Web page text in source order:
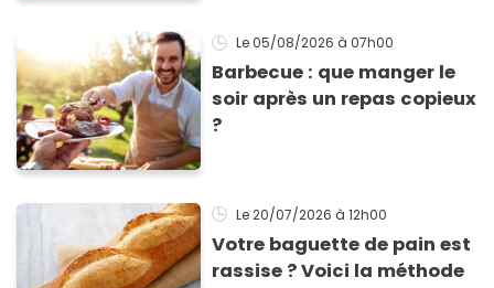
Le 05/08/2026 à 07h00
Barbecue : que manger le
soir après un repas copieux
?
Le 20/07/2026 à 12h00
Votre baguette de pain est
rassise ? Voici la méthode